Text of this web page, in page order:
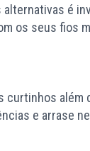
alternativas é
os seus fios
curtinhos além
e arrase